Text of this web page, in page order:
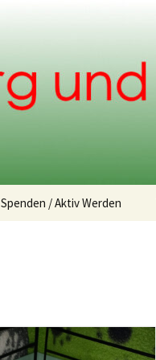
Spenden / Aktiv Werden